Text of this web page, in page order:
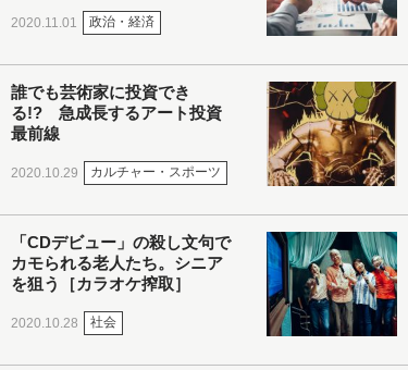
2020.11.01 政治・経済
誰でも芸術家に投資でき
る!? 急成長するアート投資
最前線
2020.10.29 カルチャー・スポーツ
「CDデビュー」の殺し文句で
カモられる老人たち。シニア
を狙う［カラオケ搾取］
2020.10.28 社会